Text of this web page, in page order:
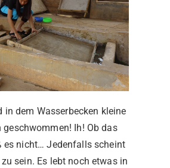
in dem Wasserbecken kleine
geschwommen! Ih! Ob das
es nicht… Jedenfalls scheint
sein. Es lebt noch etwas in